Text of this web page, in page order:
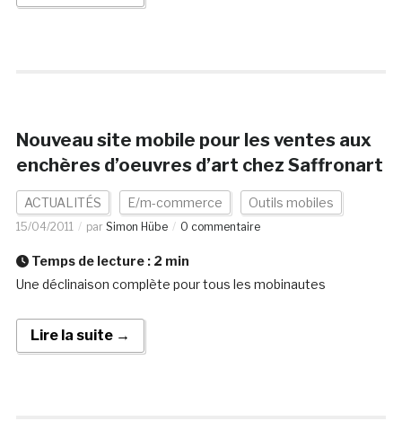
Nouveau site mobile pour les ventes aux
enchères d’oeuvres d’art chez Saffronart
ACTUALITÉS E/m-commerce Outils mobiles
15/04/2011 par Simon Hübe 0 commentaire
Temps de lecture : 2 min
Une déclinaison complète pour tous les mobinautes
Lire la suite →